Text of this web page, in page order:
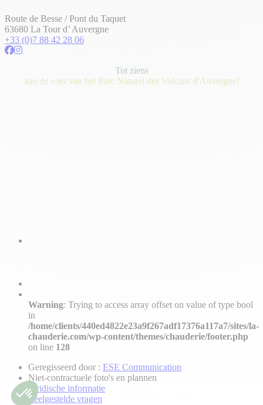
Route de Besse / Pont du Taquet
63680 La Tour d’ Auvergne
+33 (0)7 88 42 28 06
Tot ziens
aan de voet van het Parc Naturel des Volcans d'Auvergne!
Warning: Trying to access array offset on value of type bool
in
/home/clients/440ed4822e23a9f267adf17376a117a7/sites/la-
chauderie.com/wp-content/themes/chauderie/footer.php
on line 128
Geregisseerd door : ESE Communication
Niet-contractuele foto's en plannen
Juridische informatie
Veelgestelde vragen